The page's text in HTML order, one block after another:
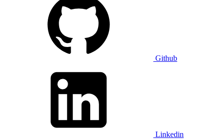
Github
Linkedin